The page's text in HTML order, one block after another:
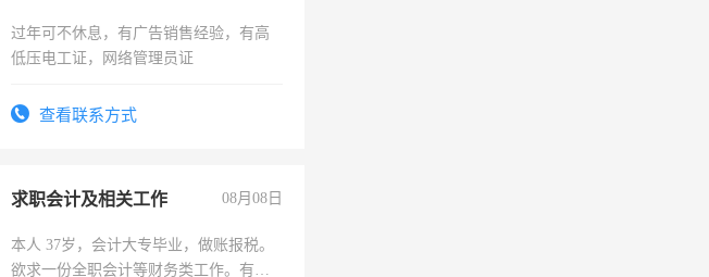
过年可不休息，有广告销售经验，有高
低压电工证，网络管理员证
查看联系方式
求职会计及相关工作 08月08日
本人 37岁，会计大专毕业，做账报税。
欲求一份全职会计等财务类工作。有会